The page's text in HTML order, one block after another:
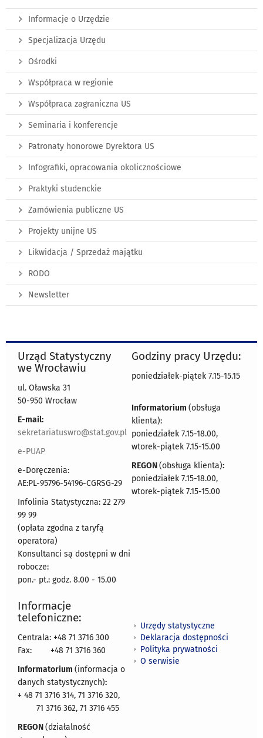
Informacje o Urzędzie
Specjalizacja Urzędu
Ośrodki
Współpraca w regionie
Współpraca zagraniczna US
Seminaria i konferencje
Patronaty honorowe Dyrektora US
Infografiki, opracowania okolicznościowe
Praktyki studenckie
Zamówienia publiczne US
Projekty unijne US
Likwidacja / Sprzedaż majątku
RODO
Newsletter
Urząd Statystyczny
we Wrocławiu
ul. Oławska 31
50-950 Wrocław
E-mail:
sekretariatuswro@stat.gov.pl
e-PUAP
e-Doręczenia:
AE:PL-95796-54196-CGRSG-29
Infolinia Statystyczna: 22 279
99 99
(opłata zgodna z taryfą
operatora)
Konsultanci są dostępni w dni
robocze:
pon.- pt.: godz. 8.00 - 15.00
Godziny pracy Urzędu:
poniedziałek-piątek 7.15-15.15
Informatorium (obsługa
klienta):
poniedziałek 7.15-18.00,
wtorek-piątek 7.15-15.00
REGON(obsługa klienta):
poniedziałek 7.15-18.00,
wtorek-piątek 7.15-15.00
Informacje
telefoniczne:
Centrala: +48 71 3716 300
Fax:
+48 71 3716 360
Informatorium (informacja o
danych statystycznych):
+ 48 71 3716 314, 71 3716 320,
71 3716 362, 71 3716 455
REGON(działalność
Urzędy statystyczne
Deklaracja dostępności
Polityka prywatności
O serwisie